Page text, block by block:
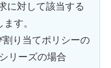
に対して該当する
す。
り当てポリシーの
リーズの場合